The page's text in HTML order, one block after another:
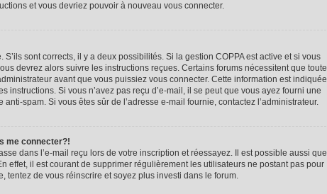
et vous devriez pouvoir à nouveau vous connecter.
sont corrects, il y a deux possibilités. Si la gestion COPPA est active et si vous
devrez alors suivre les instructions reçues. Certains forums nécessitent que toute
avant que vous puissiez vous connecter. Cette information est indiquée
instructions. Si vous n’avez pas reçu d’e-mail, il se peut que vous ayez fourni une
spam. Si vous êtes sûr de l’adresse e-mail fournie, contactez l’administrateur.
me connecter?!
dans l’e-mail reçu lors de votre inscription et réessayez. Il est possible aussi que
effet, il est courant de supprimer régulièrement les utilisateurs ne postant pas pour
de vous réinscrire et soyez plus investi dans le forum.